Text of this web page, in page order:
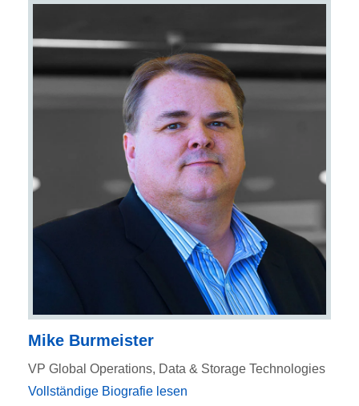
Mike Burmeister
VP Global Operations, Data & Storage Technologies
Vollständige Biografie lesen